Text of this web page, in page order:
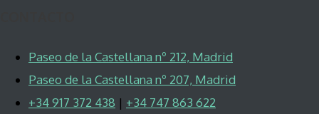
Paseo de la Castellana nº 212, Madrid
Paseo de la Castellana nº 207, Madrid
+34 917 372 438 | +34 747 863 622